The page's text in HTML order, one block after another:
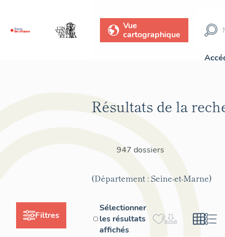
Vue
cartographique
Filtres
Résultats de la
947 dossiers
(Département : Seine-et-Marne)
Sélectionner
les résultats
affichés